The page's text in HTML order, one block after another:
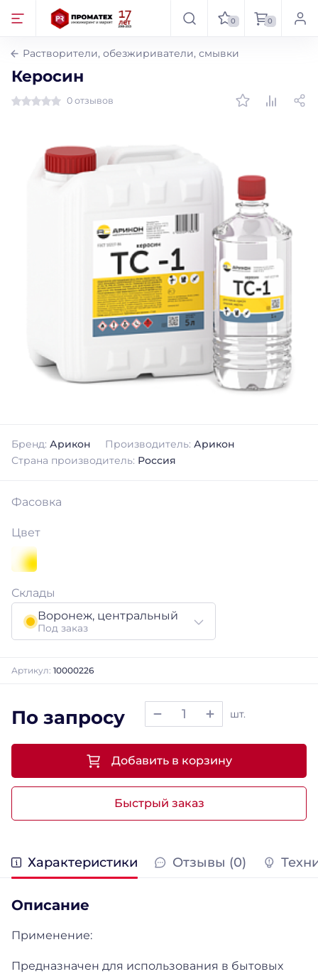
0 0
Растворители, обезжириватели, смывки
Керосин
0 отзывов
Бренд: Арикон Производитель: Арикон
Страна производитель: Россия
Фасовка
Цвет
Склады
Воронеж, центральный
Под заказ
Артикул: 10000226
По запросу шт.
Быстрый заказ
Добавить в корзину
Характеристики Отзывы (0)
Описание
Применение:
Предназначен для использования в бытовых